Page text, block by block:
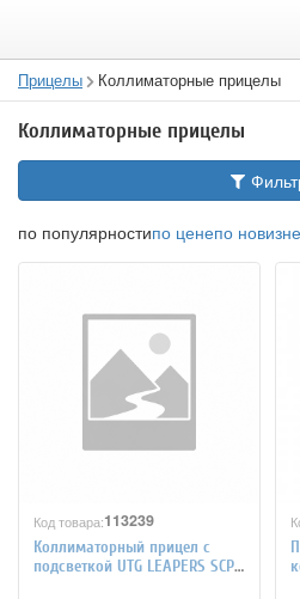
Прицелы Коллиматорные прицелы
Коллиматорные прицелы
по популярностипо ценепо новизне
Код товара:113239
Коллиматорный прицел с
подсветкой UTG LEAPERS SCP-